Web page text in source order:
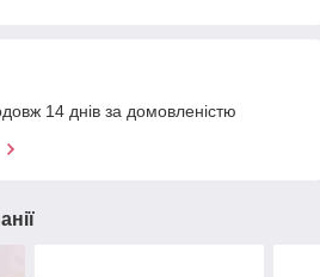
14 днів за домовленістю